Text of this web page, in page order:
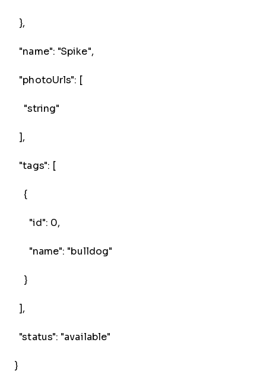
},
"name": "Spike",
"photoUrls": [
"string"
],
"tags": [
{
"id": 0,
"name": "bulldog"
}
],
"status": "available"
}